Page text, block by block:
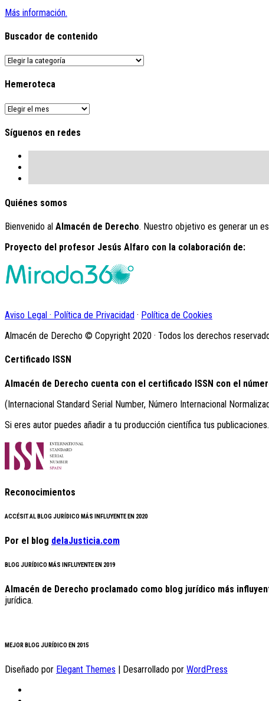
Más información.
Buscador de contenido
Buscador
contenido
Hemeroteca
Hemeroteca
Síguenos en redes
Quiénes somos
Bienvenido al Almacén de Derecho. Nuestro objetivo es generar un
Proyecto del profesor Jesús Alfaro con la colaboración de:
Aviso Legal · Política de Privacidad · Política de Cookies
Almacén de Derecho © Copyright 2020 · Todos los derechos
Certificado ISSN
Almacén de Derecho cuenta con el certificado ISSN con el
(Internacional Standard Serial Number, Número Internacional
Si eres autor puedes añadir a tu producción científica tus publicaciones.
Reconocimientos
ACCÉSIT AL BLOG JURÍDICO MÁS INFLUYENTE EN 2020
Por el blog delaJusticia.com
BLOG JURÍDICO MÁS INFLUYENTE EN 2019
Almacén de Derecho proclamado como blog jurídico más
jurídica.
MEJOR BLOG JURÍDICO EN 2015
Diseñado por Elegant Themes | Desarrollado por WordPress